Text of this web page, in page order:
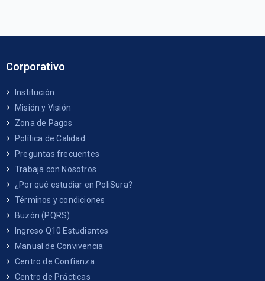
Corporativo
Institución
Misión y Visión
Zona de Pagos
Política de Calidad
Preguntas frecuentes
Trabaja con Nosotros
¿Por qué estudiar en PoliSura?
Términos y condiciones
Buzón (PQRS)
Ingreso Q10 Estudiantes
Manual de Convivencia
Centro de Confianza
Centro de Prácticas